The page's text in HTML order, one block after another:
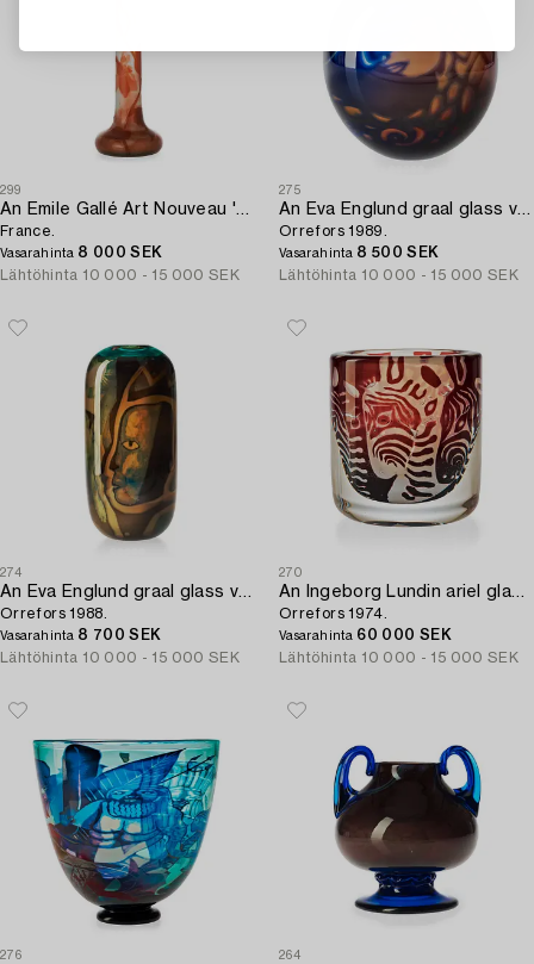
299
An Emile Gallé Art Nouveau 'firepolished' cameo glass vase,
France.
Vasarahinta 8 000 SEK
Lähtöhinta 10 000 - 15 000 SEK
275
An Eva Englund graal glass vase,
Orrefors 1989.
Vasarahinta 8 500 SEK
Lähtöhinta 10 000 - 15 000 SEK
274
An Eva Englund graal glass vase,
Orrefors 1988.
Vasarahinta 8 700 SEK
Lähtöhinta 10 000 - 15 000 SEK
270
An Ingeborg Lundin ariel glass vase,
Orrefors 1974.
Vasarahinta 60 000 SEK
Lähtöhinta 10 000 - 15 000 SEK
276 264